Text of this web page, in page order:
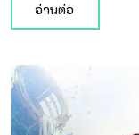
อ่านต่อ